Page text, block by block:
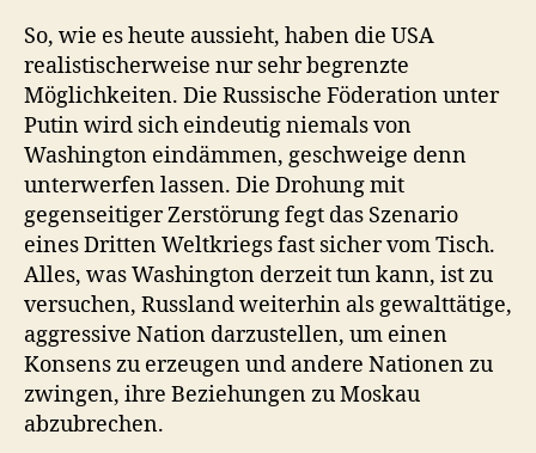
So, wie es heute aussieht, haben die USA
realistischerweise nur sehr begrenzte
Möglichkeiten. Die Russische Föderation unter
Putin wird sich eindeutig niemals von
Washington eindämmen, geschweige denn
unterwerfen lassen. Die Drohung mit
gegenseitiger Zerstörung fegt das Szenario
eines Dritten Weltkriegs fast sicher vom Tisch.
Alles, was Washington derzeit tun kann, ist zu
versuchen, Russland weiterhin als gewalttätige,
aggressive Nation darzustellen, um einen
Konsens zu erzeugen und andere Nationen zu
zwingen, ihre Beziehungen zu Moskau
abzubrechen.